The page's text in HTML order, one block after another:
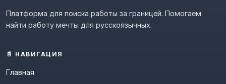
Платформа для поиска работы за границей. Помогаем
найти работу мечты для русскоязычных.
📄 НАВИГАЦИЯ
Главная